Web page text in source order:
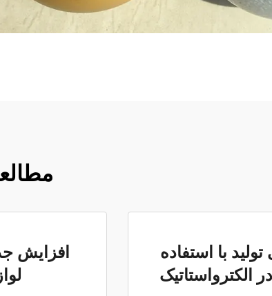
با استفاده
الکترواستاتیک
افزایش